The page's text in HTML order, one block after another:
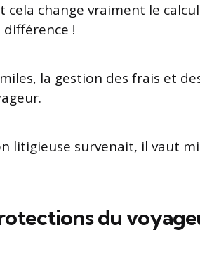
change vraiment le
!
la gestion des frais et
litigieuse survenait, il vaut
du